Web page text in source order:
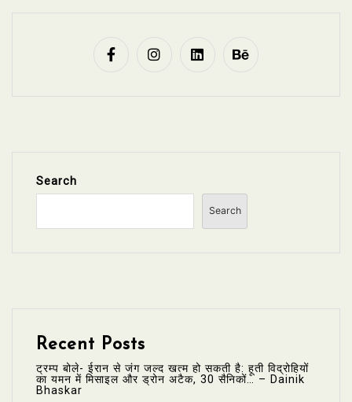
Search
Search
Recent Posts
ट्रम्प बोले- ईरान से जंग जल्द खत्म हो सकती है: हूती विद्रोहियों
का यमन में मिसाइल और ड्रोन अटैक, 30 सैनिकों… – Dainik
Bhaskar